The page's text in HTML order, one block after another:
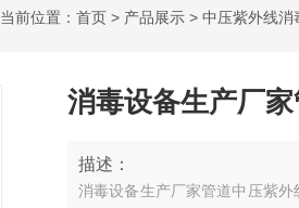
当前位置： 首页 > 产品展示 > 中压紫外线消
消毒设备生产厂
描述：
消毒设备生产厂家管道中压紫